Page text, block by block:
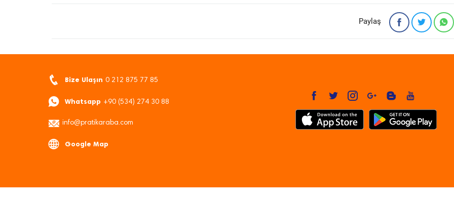
Paylaş
Bize Ulaşın 0 212 875 77 85
Whatsapp +90 (534) 274 30 88
info@pratikaraba.com
Google Map